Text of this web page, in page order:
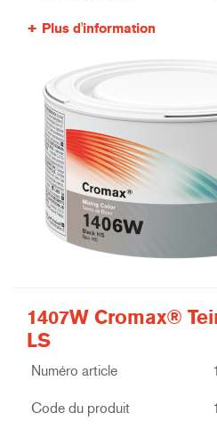
Plus d'information
1407W Cromax®
LS
Numéro article
Code du produit